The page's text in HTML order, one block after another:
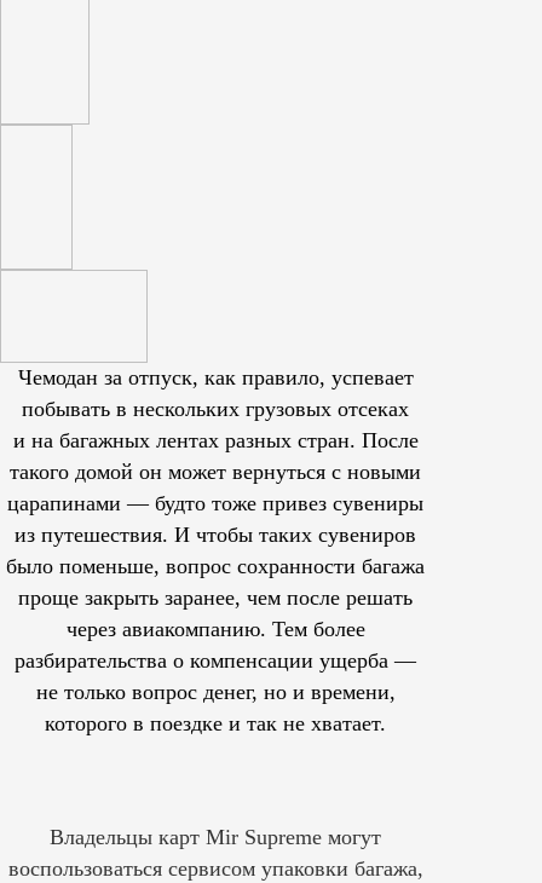
Чемодан за отпуск, как правило, успевает
побывать в нескольких грузовых отсеках
и на багажных лентах разных стран. После
такого домой он может вернуться с новыми
царапинами — будто тоже привез сувениры
из путешествия. И чтобы таких сувениров
было поменьше, вопрос сохранности багажа
проще закрыть заранее, чем после решать
через авиакомпанию. Тем более
разбирательства о компенсации ущерба —
не только вопрос денег, но и времени,
которого в поездке и так не хватает.
Владельцы карт Mir Supreme могут
воспользоваться сервисом упаковки багажа,